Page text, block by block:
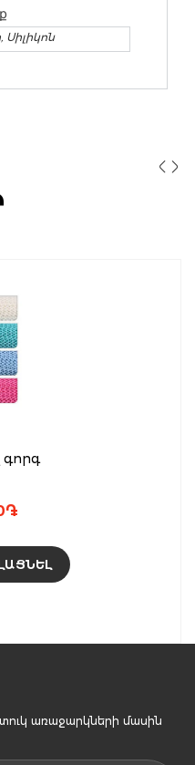
֏
առաջարկների մասին